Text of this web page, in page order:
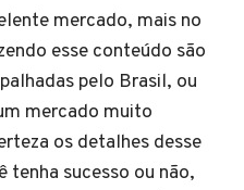
mercado, mais no
esse conteúdo são
pelo Brasil, ou
mercado muito
os detalhes desse
tenha sucesso ou não,